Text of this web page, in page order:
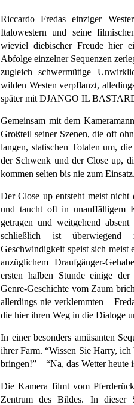
Riccardo Fredas einziger
Italowestern und seine
wieviel diebischer Freude hier
Abfolge einzelner Sequenzen
zugleich schwermütige
wilden Westen verpflanzt,
später mit DJANGO IL
Gemeinsam mit dem
Großteil seiner Szenen, die oft
langen, statischen Totalen um,
der Schwenk und der Close up,
kommen selten bis nie zum
Der Close up entsteht meist
und taucht oft in unauffälligem
getragen und weitgehend
schließlich ist überwiegend
Geschwindigkeit speist sich
anzüglichem Draufgänger-
ersten halben Stunde einige
Genre-Geschichte vom Zaum
allerdings nie verklemmten –
die hier ihren Weg in die Dialoge
In einer besonders amüsanten
ihrer Farm. “Wissen Sie Harry,
bringen!” – “Na, das Wetter heute
Die Kamera filmt vom
Zentrum des Bildes. In dieser